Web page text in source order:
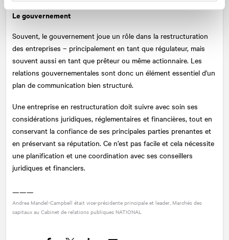
Le gouvernement
Souvent, le gouvernement joue un rôle dans la restructuration
des entreprises – principalement en tant que régulateur, mais
souvent aussi en tant que prêteur ou même actionnaire. Les
relations gouvernementales sont donc un élément essentiel d'un
plan de communication bien structuré.
Une entreprise en restructuration doit suivre avec soin ses
considérations juridiques, réglementaires et financières, tout en
conservant la confiance de ses principales parties prenantes et
en préservant sa réputation. Ce n’est pas facile et cela nécessite
une planification et une coordination avec ses conseillers
juridiques et financiers.
———
Andrea Mandel-Campbell était vice-présidente principale et leader, Marchés des
capitaux au Cabinet de relations publiques NATIONAL